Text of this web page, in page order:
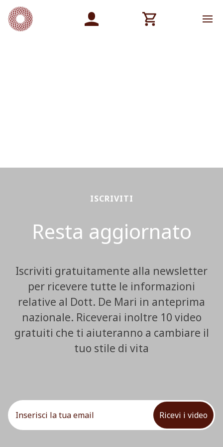
ISCRIVITI
Resta aggiornato
Iscriviti gratuitamente alla newsletter
per ricevere tutte le informazioni
relative al Dott. De Mari in anteprima
nazionale. Riceverai inoltre 10 video
gratuiti che ti aiuteranno a cambiare il
tuo stile di vita
Ricevi i video